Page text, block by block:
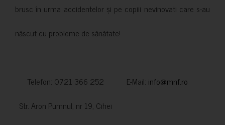
brusc în urma accidentelor și pe copiii nevinovati care s-au
născut cu probleme de sănătate!
Telefon: 0721 366 252 E-Mail: info@mnf.ro
Str. Aron Pumnul, nr 19, Cihei